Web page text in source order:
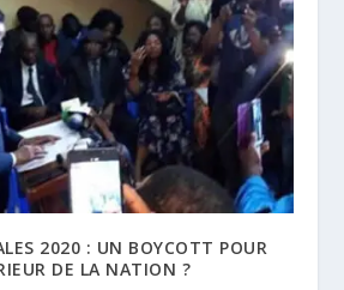
2020 : UN BOYCOTT POUR
DE LA NATION ?